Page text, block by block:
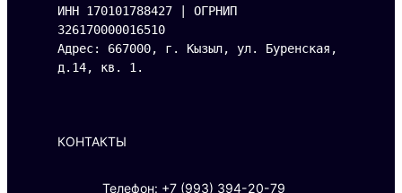
ИНН 170101788427 | ОГРНИП
326170000016510
Адрес: 667000, г. Кызыл, ул. Буренская,
д.14, кв. 1.
КОНТАКТЫ
Телефон: +7 (993) 394-20-79